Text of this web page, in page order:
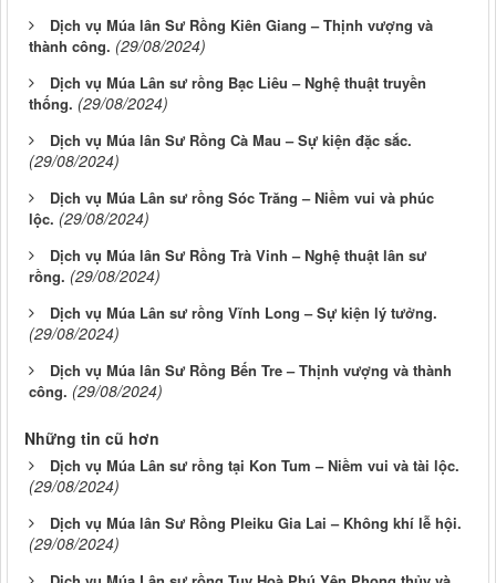
Dịch vụ Múa lân Sư Rồng Kiên Giang – Thịnh vượng và
thành công. (29/08/2024)
Dịch vụ Múa Lân sư rồng Bạc Liêu – Nghệ thuật truyền
thống. (29/08/2024)
Dịch vụ Múa lân Sư Rồng Cà Mau – Sự kiện đặc sắc.
(29/08/2024)
Dịch vụ Múa Lân sư rồng Sóc Trăng – Niềm vui và phúc
lộc. (29/08/2024)
Dịch vụ Múa lân Sư Rồng Trà Vinh – Nghệ thuật lân sư
rồng. (29/08/2024)
Dịch vụ Múa Lân sư rồng Vĩnh Long – Sự kiện lý tưởng.
(29/08/2024)
Dịch vụ Múa lân Sư Rồng Bến Tre – Thịnh vượng và thành
công. (29/08/2024)
Những tin cũ hơn
Dịch vụ Múa Lân sư rồng tại Kon Tum – Niềm vui và tài lộc.
(29/08/2024)
Dịch vụ Múa lân Sư Rồng Pleiku Gia Lai – Không khí lễ hội.
(29/08/2024)